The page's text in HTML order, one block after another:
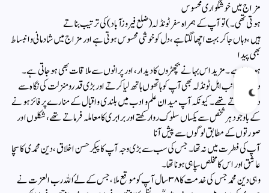
مزاج میں خوشگواری محسوس
ہوتی تھی ۔ ) تو آپ کے ہمراہ سفر ٹونڈلہ( ضلع فیروزآباد)کی ترتیب بناتے
ہیں ، وہاں جاکر بہت اچھا لگتا ہے ، دل کو خوشی محسوس ہوتی ہے اور مزاج میں شادمانی و انبساط
بھی پیدا
ہوجاتا ہے ۔ مزید اس بہانے بچھڑوں کا دیدار ، اور پرانوں سے ملاقات بھی ہو جاتی ہے ۔
دوسری جانب اہل ٹونڈلہ بھی آپ کو ہاتھوں ہاتھ لیا کرتے اور بڑی قدرو منزلت کی نگاہ سے
دیکھا کرتے تھے ۔ کیونکہ آپ میدان علم و ادب میں بلندی و اقبال کے منارے پر فائز ہونے
کے باوجود ہر شخص سے یکساں سلوک روا رکھتے اور برابری کا‌معاملہ فرماتے تھے ، شکلوں اور
صورتوں کے مطابق لوگوں سے پیش آنا
آپ کی فطرت میں نہ تھا ۔ جس کی سب سے بڑی وجہ آپ کا پیکر حسن اخلاق ، دین محمدی کا سچا
عاشق اور اس کا مخلص سپاہی ہونا تھا ۔
وہی دین محمد جس کی خدمت کا ۳۸ سال آپ کو موقع ملا ، جس کے لۓ اللہ رب العزت نے